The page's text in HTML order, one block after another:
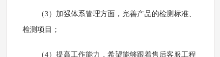
（3）加强体系管理方面，完善产品的检测标准、
检测项目；
（4）提高工作能力，希望能够跟着售后客服工程